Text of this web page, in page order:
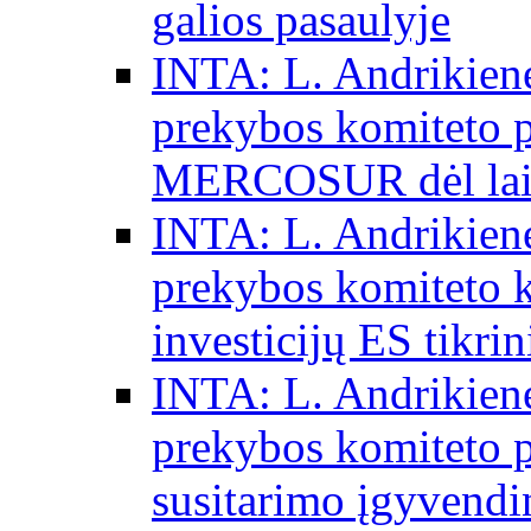
galios pasaulyje
INTA: L.
prekybos komiteto
MERCOSUR dėl
INTA: L.
prekybos komiteto
investicijų ES
INTA: L.
prekybos komiteto
susitarimo